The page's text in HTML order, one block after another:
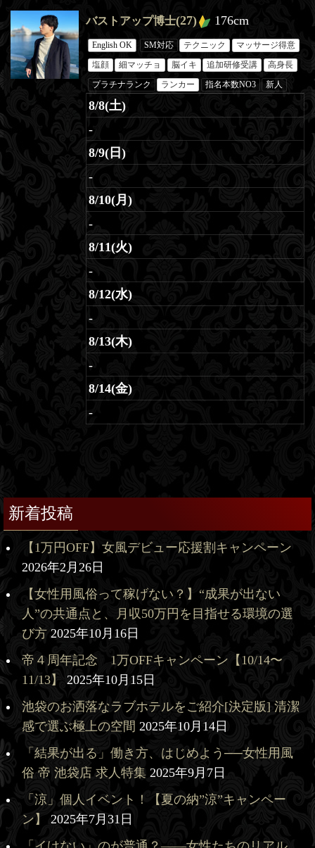
バストアップ博士(27) 176cm
English OK SM対応 テクニック
マッサージ得意
塩顔
細マッチョ 脳イキ 追加研修受講
高身長
プラチナランク
ランカー 指名本数NO3 新人
8/8(土)
-
8/9(日)
-
8/10(月)
-
8/11(火)
-
8/12(水)
-
8/13(木)
-
8/14(金)
-
新着投稿
【1万円OFF】女風デビュー応援割キャンペーン
2026年2月26日
【女性用風俗って稼げない？】“成果が出ない
人”の共通点と、月収50万円を目指せる環境の選
び方 2025年10月16日
帝４周年記念 1万OFFキャンペーン【10/14〜
11/13】
2025年10月15日
池袋のお洒落なラブホテルをご紹介[決定版] 清潔
感で選ぶ極上の空間 2025年10月14日
「結果が出る」働き方、はじめよう──女性用風
俗 帝 池袋店 求人特集 2025年9月7日
「涼」個人イベント！【夏の納”涼”キャンペー
ン】
2025年7月31日